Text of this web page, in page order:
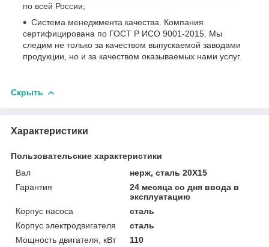
по всей России;
Система менеджмента качества. Компания
сертифицирована по ГОСТ Р ИСО 9001-2015. Мы
следим не только за качеством выпускаемой заводами
продукции, но и за качеством оказываемых нами услуг.
Скрыть
Характеристики
Пользовательские характеристики
Вал
нерж, сталь 20Х15
Гарантия
24 месяца со дня ввода в
эксплуатацию
Корпус насоса
сталь
Корпус электродвигателя
сталь
Мощность двигателя, кВт
110